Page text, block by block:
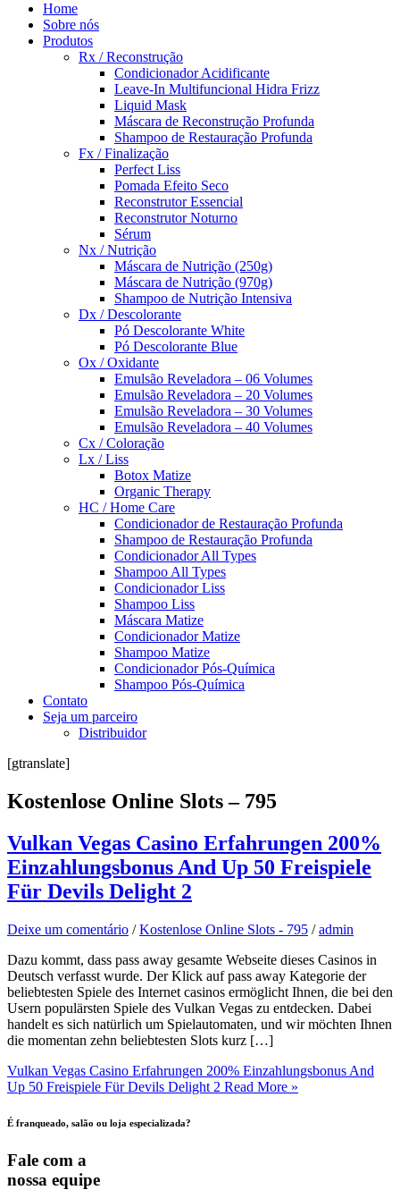
Home
Sobre nós
Produtos
Rx / Reconstrução
Condicionador Acidificante
Leave-In Multifuncional Hidra Frizz
Liquid Mask
Máscara de Reconstrução Profunda
Shampoo de Restauração Profunda
Fx / Finalização
Perfect Liss
Pomada Efeito Seco
Reconstrutor Essencial
Reconstrutor Noturno
Sérum
Nx / Nutrição
Máscara de Nutrição (250g)
Máscara de Nutrição (970g)
Shampoo de Nutrição Intensiva
Dx / Descolorante
Pó Descolorante White
Pó Descolorante Blue
Ox / Oxidante
Emulsão Reveladora – 06 Volumes
Emulsão Reveladora – 20 Volumes
Emulsão Reveladora – 30 Volumes
Emulsão Reveladora – 40 Volumes
Cx / Coloração
Lx / Liss
Botox Matize
Organic Therapy
HC / Home Care
Condicionador de Restauração Profunda
Shampoo de Restauração Profunda
Condicionador All Types
Shampoo All Types
Condicionador Liss
Shampoo Liss
Máscara Matize
Condicionador Matize
Shampoo Matize
Condicionador Pós-Química
Shampoo Pós-Química
Contato
Seja um parceiro
Distribuidor
[gtranslate]
Kostenlose Online Slots – 795
Vulkan Vegas Casino Erfahrungen 200%
Einzahlungsbonus And Up 50 Freispiele
Für Devils Delight 2
Deixe um comentário /Kostenlose Online Slots - 795 /admin
Dazu kommt, dass pass away gesamte Webseite dieses Casinos in
Deutsch verfasst wurde. Der Klick auf pass away Kategorie der
beliebtesten Spiele des Internet casinos ermöglicht Ihnen, die bei den
Usern populärsten Spiele des Vulkan Vegas zu entdecken. Dabei
handelt es sich natürlich um Spielautomaten, und wir möchten Ihnen
die momentan zehn beliebtesten Slots kurz […]
Vulkan Vegas Casino Erfahrungen 200% Einzahlungsbonus And
Up 50 Freispiele Für Devils Delight 2 Read More »
É franqueado, salão ou loja especializada?
Fale com a
nossa equipe